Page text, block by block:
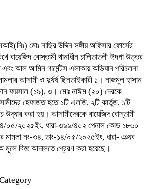
মোঃ নাছির উদ্দিন সঙ্গীয় অফিসার ফোর্সের
বায়েজিদ বোস্তামী থানাধীন চালিতাতলী ঈদগা উত্তর
এবং আল আমিন গার্মেন্টস এলাকায় অভিযান পরিচলনা
আসামী ও দুর্ধর্ষ ছিনতাইকারী ১। নাজমুল হাসান
ফয়সাল (১৯), ৩। মোঃ নাঈম (২০) দেরকে
হেফাজত হতে ১টি এলজি, ২টি কার্তুজ, ১টি
উদ্ধার করা হয়। আসামীদেরকে বায়েজিদ বোস্তামী
০৫/২০২৫ইং, ধারা-৩৯৯/৪০২ পেনাল কোড ১৮৬০
মামলা নং-৩৪, তাং-১৪/০৫/২০২৫ইং, ধারা- ঞযব
বিজ্ঞ আদালতে প্রেরণ করা হয়েছে।